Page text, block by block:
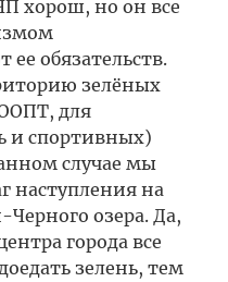
хорош, но он все
ее обязательств.
зелёных
для
и спортивных)
случае мы
наступления на
озера. Да,
города все
зелень, тем